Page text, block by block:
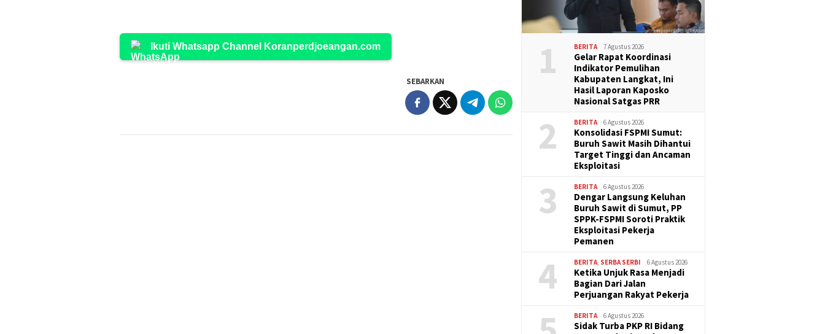
Ikuti Whatsapp Channel Koranperdjoeangan.com
SEBARKAN 1 BERITA 7 Agustus 2026
Gelar Rapat Koordinasi
Indikator Pemulihan
Kabupaten Langkat, Ini
Hasil Laporan Kaposko
Nasional Satgas PRR
2 BERITA 6 Agustus 2026
Konsolidasi FSPMI Sumut:
Buruh Sawit Masih Dihantui
Target Tinggi dan Ancaman
Eksploitasi
3 BERITA 6 Agustus 2026
Dengar Langsung Keluhan
Buruh Sawit di Sumut, PP
SPPK-FSPMI Soroti Praktik
Eksploitasi Pekerja
Pemanen
4 BERITA SERBA SERBI 6 Agustus 2026
Ketika Unjuk Rasa Menjadi
Bagian Dari Jalan
Perjuangan Rakyat Pekerja
BERITA 6 Agustus 2026
Sidak Turba PKP RI Bidang